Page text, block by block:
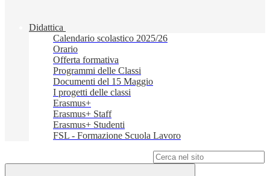
Didattica
Calendario scolastico 2025/26
Orario
Offerta formativa
Programmi delle Classi
Documenti del 15 Maggio
I progetti delle classi
Erasmus+
Erasmus+ Staff
Erasmus+ Studenti
FSL - Formazione Scuola Lavoro